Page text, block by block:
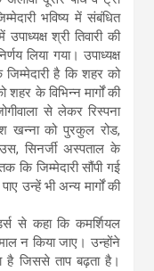
भविष्य में संबंधित
श्री तिवारी की
लिया गया। उपाध्यक्ष
है कि शहर को
के विभिन्न मार्गों की
से लेकर रिस्पना
खन्ना को पुरकुल रोड,
सिनर्जी अस्पताल के
जिम्मेदारी सौंपी गई
उन्हें भी अन्य मार्गों की
से कहा कि कमर्शियल
न किया जाए। उन्होंने
है जिससे ताप बढ़ता है।